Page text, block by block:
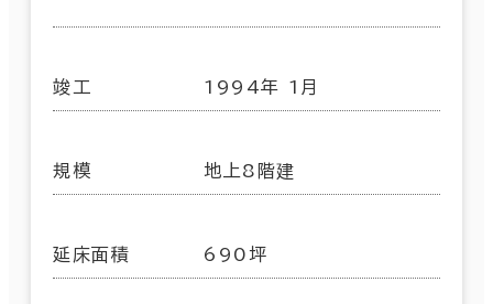
竣工 1994年 1月
規模 地上8階建
延床面積 690坪